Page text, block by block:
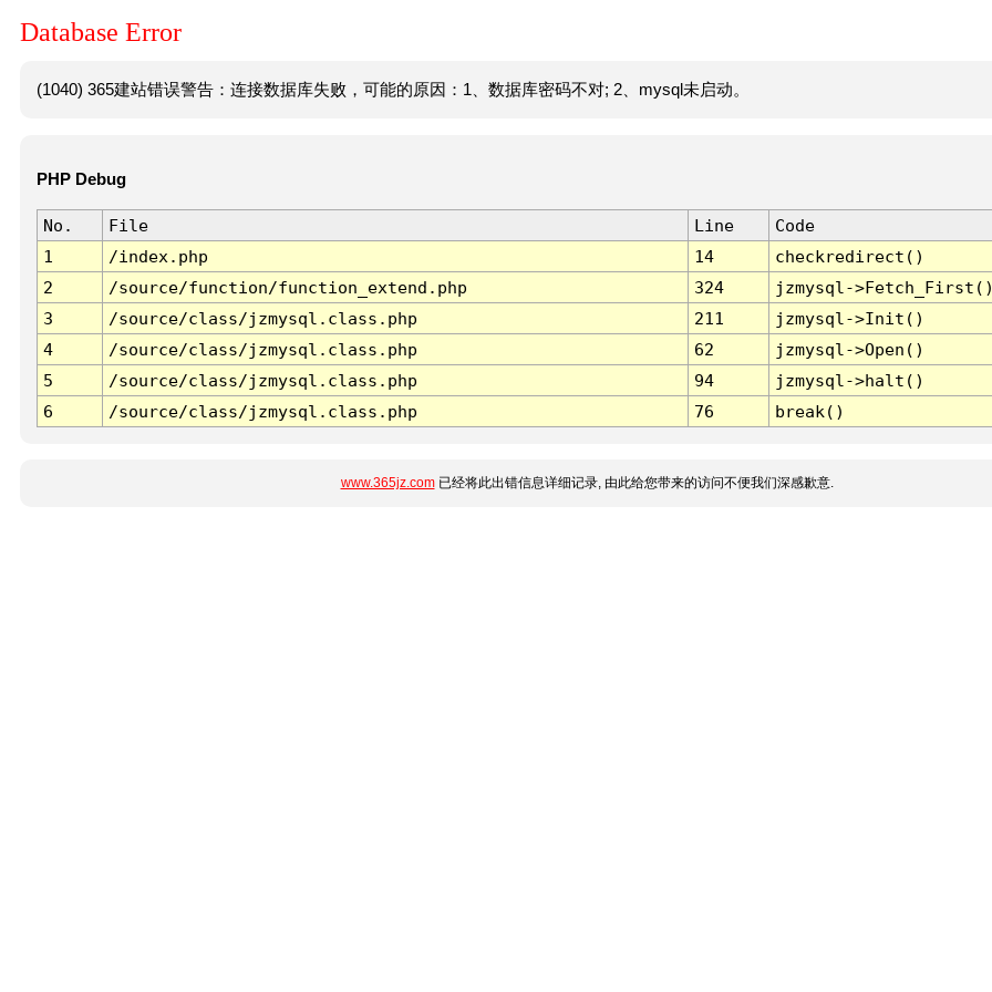
Database Error
(1040) 365建站错误警告：连接数据库失败，可能的原因：1、数据库密码不对; 2、mysql未启动。
PHP Debug
No. File Line
Code
1
/index.php 14
checkredirect()
2
/source/function/function_extend.php 324
jzmysql-
3
/source/class/jzmysql.class.php 211
jzmysql->Init()
4
/source/class/jzmysql.class.php 62
jzmysql->Open()
5
/source/class/jzmysql.class.php 94
jzmysql->halt()
6
/source/class/jzmysql.class.php 76 break()
www.365jz.com已经将此出错信息详细记录, 由此给您带来的访问不便我们深感歉意.